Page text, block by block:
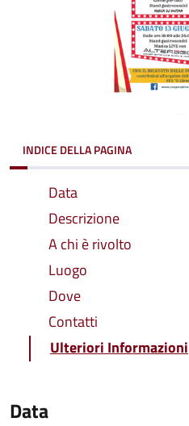
INDICE DELLA PAGINA
Data
Descrizione
A chi è rivolto
Luogo
Dove
Contatti
Ulteriori Informazioni
Data